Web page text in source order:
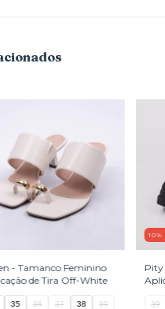
- Tamanco Feminino
de Tira Off-White
35 36 37 38 39
10%
Pity
39